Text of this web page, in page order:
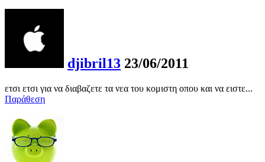
djibril13 23/06/2011
ετσι ετσι για να διαβαζετε τα νεα του κομιστη οπου και να ειστε...
Παράθεση